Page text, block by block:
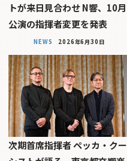
トが来日見合わせ N響、10月
公演の指揮者変更を発表
NEWS 2026年6月30日
次期首席指揮者 ペッカ・クー